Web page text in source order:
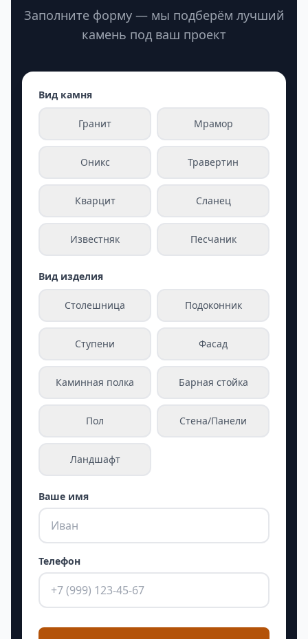
Заполните форму — мы подберём лучший
камень под ваш проект
Вид камня
Гранит Мрамор
Оникс Травертин
Кварцит Сланец
Известняк Песчаник
Вид изделия
Столешница Подоконник
Ступени Фасад
Каминная полка Барная стойка
Пол Стена/Панели
Ландшафт
Ваше имя
Телефон